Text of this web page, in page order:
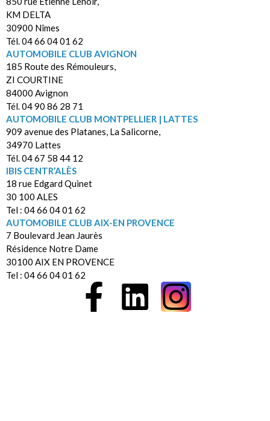
KM DELTA
30900 Nîmes
Tél. 04 66 04 01 62
AUTOMOBILE CLUB AVIGNON
185 Route des Rémouleurs,
ZI COURTINE
84000 Avignon
Tél. 04 90 86 28 71
AUTOMOBILE CLUB MONTPELLIER | LATTES
909 avenue des Platanes, La Salicorne,
34970 Lattes
Tél. 04 67 58 44 12
IBIS CENTR’ALÈS
18 rue Edgard Quinet
30 100 ALES
Tel : 04 66 04 01 62
AUTOMOBILE CLUB AIX-EN PROVENCE
7 Boulevard Jean Jaurès
Résidence Notre Dame
30100 AIX EN PROVENCE
Tel : 04 66 04 01 62